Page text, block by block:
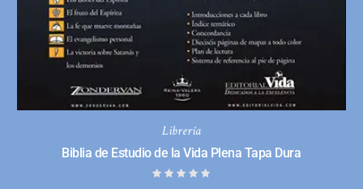
Librería
Biblia de Estudio de la Vida Plena Tapa Dura